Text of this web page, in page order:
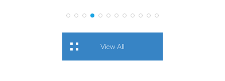
View All